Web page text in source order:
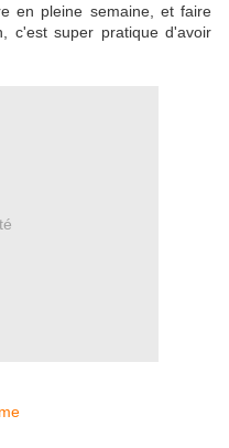
en pleine semaine, et faire
c'est super pratique d'avoir